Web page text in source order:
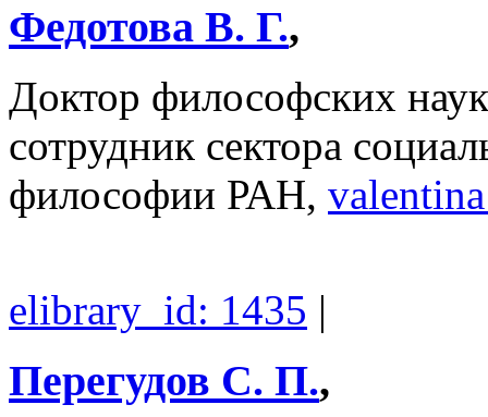
Федотова В. Г.,
Доктор философских
сотрудник сектора
философии РАН,
elibrary_id: 1435 |
Перегудов С. П.,